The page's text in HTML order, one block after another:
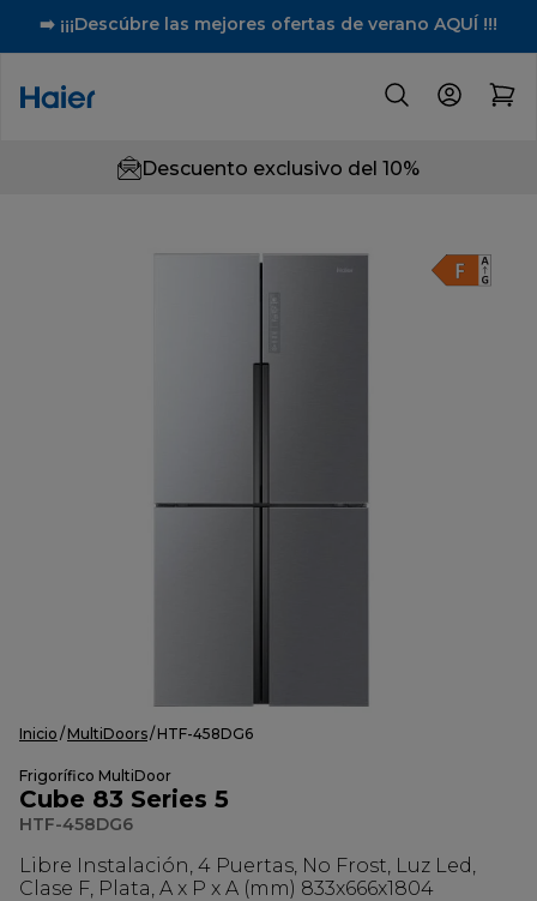
➡️ ¡¡¡Descúbre las mejores ofertas de verano AQUÍ !!!
Descuento exclusivo del 10%
Inicio MultiDoors HTF-458DG6
Frigorífico MultiDoor
Cube 83 Series 5
HTF-458DG6
Libre Instalación, 4 Puertas, No Frost, Luz Led,
Clase F, Plata, A x P x A (mm) 833x666x1804